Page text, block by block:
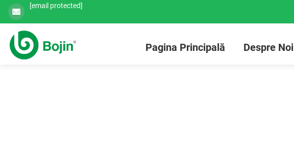
[email protected]
Pagina Principală Despre Noi